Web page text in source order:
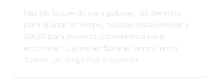
Haz clic izquierdo para golpear, clic derecho
para ajustar el tiempo, espacio para reiniciar y
WASD para moverte. Experimenta para
encontrar tu ritmo en Sprunki Simon Punch
Tunner, un Juego Retro superior.